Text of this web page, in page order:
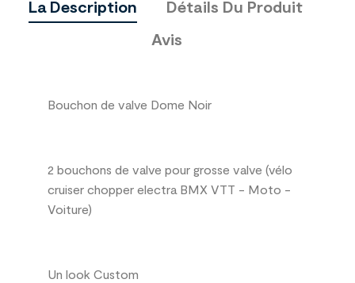
La Description
Détails Du Produit
Avis
Bouchon de valve Dome Noir
2 bouchons de valve pour grosse valve (vélo
cruiser chopper electra BMX VTT - Moto -
Voiture)
Un look Custom